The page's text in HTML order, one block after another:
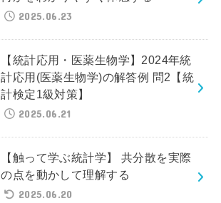
2025.06.23
【統計応用・医薬生物学】2024年統
計応用(医薬生物学)の解答例 問2【統
計検定1級対策】
2025.06.21
【触って学ぶ統計学】 共分散を実際
の点を動かして理解する
2025.06.20